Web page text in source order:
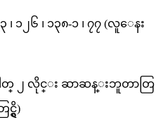
၊ ၁၂၆ ၊ ၁၃၈-၁ ၊ ၇၇ (လူေနး
ါတ္ ၂ လိုင္း ဆာဆန္းဘူတာတြ
ရွိ)